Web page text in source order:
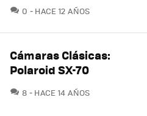
0 COMENTARIOS
HACE 12 AÑOS
Cámaras Clásicas:
Polaroid SX-70
8 COMENTARIOS
HACE 14 AÑOS